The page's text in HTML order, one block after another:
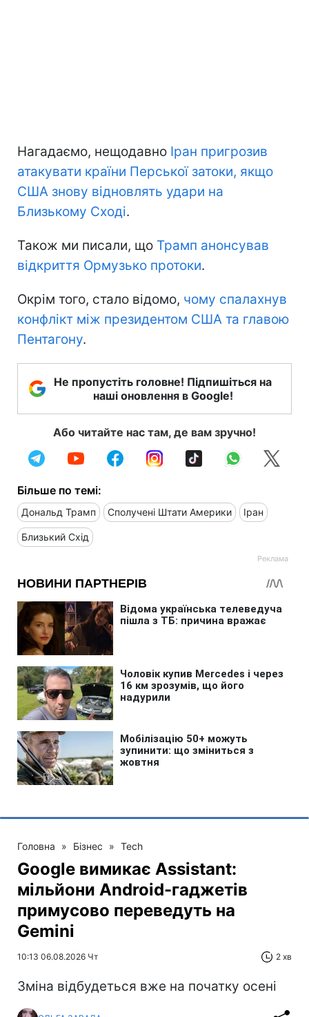
Нагадаємо, нещодавно Іран пригрозив
атакувати країни Перської затоки, якщо
США знову відновлять удари на
Близькому Сході.
Також ми писали, що Трамп анонсував
відкриття Ормузько протоки.
Окрім того, стало відомо, чому спалахнув
конфлікт між президентом США та главою
Пентагону.
Не пропустіть головне! Підпишіться на
наші оновлення в Google!
Або читайте нас там, де вам зручно!
Більше по темі:
Дональд Трамп Сполучені Штати Америки Іран
Близький Схід
Головна » Бізнес » Tech
Google вимикає Assistant:
мільйони Android-гаджетів
примусово переведуть на
Gemini
10:13 06.08.2026 Чт 2 хв
Зміна відбудеться вже на початку осені